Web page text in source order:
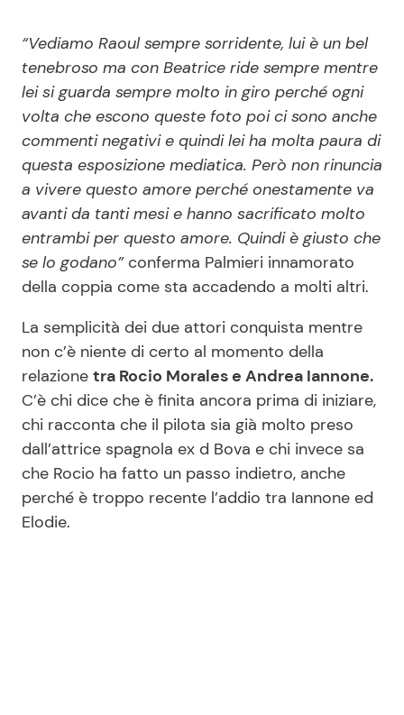
“Vediamo Raoul sempre sorridente, lui è un bel
tenebroso ma con Beatrice ride sempre mentre
lei si guarda sempre molto in giro perché ogni
volta che escono queste foto poi ci sono anche
commenti negativi e quindi lei ha molta paura di
questa esposizione mediatica. Però non rinuncia
a vivere questo amore perché onestamente va
avanti da tanti mesi e hanno sacrificato molto
entrambi per questo amore. Quindi è giusto che
se lo godano”conferma Palmieri innamorato
della coppia come sta accadendo a molti altri.
La semplicità dei due attori conquista mentre
non c’è niente di certo al momento della
relazione tra Rocio Morales e Andrea Iannone.
C’è chi dice che è finita ancora prima di iniziare,
chi racconta che il pilota sia già molto preso
dall’attrice spagnola ex d Bova e chi invece sa
che Rocio ha fatto un passo indietro, anche
perché è troppo recente l’addio tra Iannone ed
Elodie.